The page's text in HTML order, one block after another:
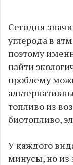
Сегодня
углерода в
поэтому
найти
проблему
топливо из
биотопливо,
У каждого
минусы, но из